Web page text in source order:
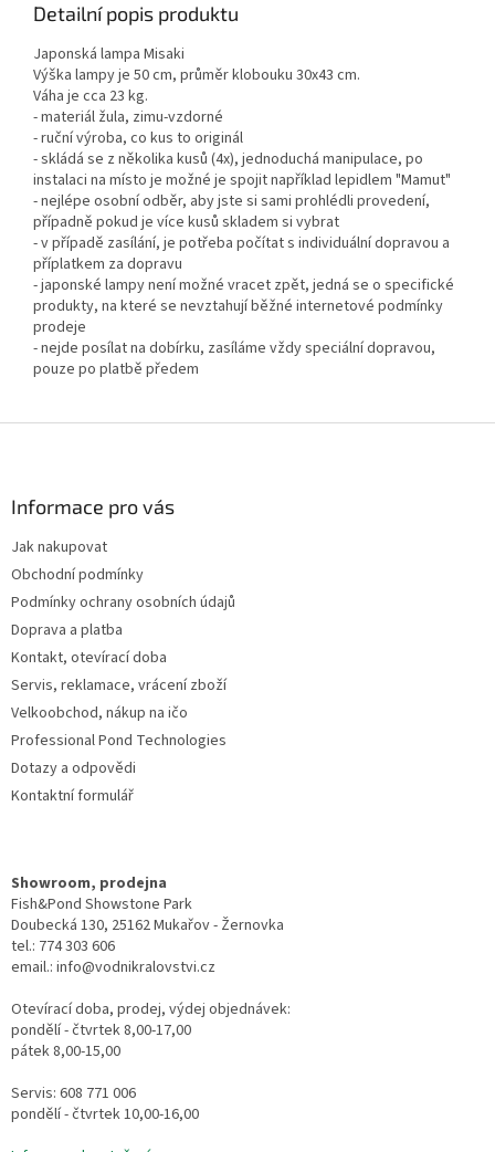
Detailní popis produktu
Japonská lampa Misaki
Výška lampy je 50 cm, průměr klobouku 30x43 cm.
Váha je cca 23 kg.
- materiál žula, zimu-vzdorné
- ruční výroba, co kus to originál
- skládá se z několika kusů (4x), jednoduchá manipulace, po
instalaci na místo je možné je spojit například lepidlem "Mamut"
- nejlépe osobní odběr, aby jste si sami prohlédli provedení,
případně pokud je více kusů skladem si vybrat
- v případě zasílání, je potřeba počítat s individuální dopravou a
příplatkem za dopravu
- japonské lampy není možné vracet zpět, jedná se o specifické
produkty, na které se nevztahují běžné internetové podmínky
prodeje
- nejde posílat na dobírku, zasíláme vždy speciální dopravou,
pouze po platbě předem
Informace pro vás
Jak nakupovat
Obchodní podmínky
Podmínky ochrany osobních údajů
Doprava a platba
Kontakt, otevírací doba
Servis, reklamace, vrácení zboží
Velkoobchod, nákup na ičo
Professional Pond Technologies
Dotazy a odpovědi
Kontaktní formulář
Showroom, prodejna
Fish&Pond Showstone Park
Doubecká 130, 25162 Mukařov - Žernovka
tel.: 774 303 606
email.: info@vodnikralovstvi.cz
Otevírací doba, prodej, výdej objednávek:
pondělí - čtvrtek 8,00-17,00
pátek 8,00-15,00
Servis: 608 771 006
pondělí - čtvrtek 10,00-16,00